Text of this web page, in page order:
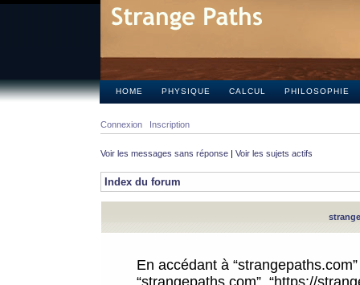
HOME PHYSIQUE CALCUL PHILOSOPHIE
Connexion Inscription
Voir les messages sans réponse | Voir les sujets actifs
Index du forum
En accédant à
“strangepaths.com”, “https://